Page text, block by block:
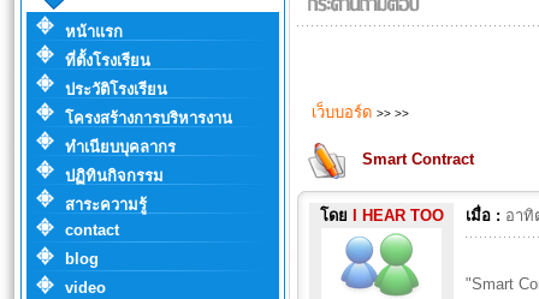
หน้าแรก
ที่ตั้งโรงเรียน
ประวัติโรงเรียน
โครงสร้างการบริหารงาน
ทำเนียบบุคลากร
ปฏิทินกิจกรรม
สาระความรู้
contact
blog
video
เว็บบอร์ด >> >>
Smart Contract
โดย I HEAR TOO เมื่อ : อาทิ
"Smart